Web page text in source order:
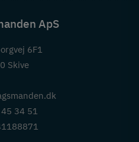
ApS
6F1
Skive
34 51